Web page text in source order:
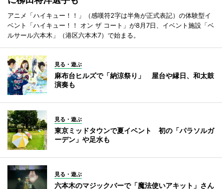
アニメ「ハイキュー！！」（感嘆符2字は半角が正式表記）の体験型イ
ベント「ハイキュー！！ オン ザ コート」が8月7日、イベント施設「ベ
ルサール六本木」（港区六本木7）で始まる。
見る・遊ぶ
麻布台ヒルズで「納涼祭り」 屋台や縁日、和太鼓
演奏も
見る・遊ぶ
東京ミッドタウンで夏イベント 初の「パラソルガ
ーデン」や足水も
見る・遊ぶ
六本木のマジックバーで「魔法使いアキット」さん